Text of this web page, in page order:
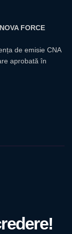
FORCE
de emisie CNA
aprobată în